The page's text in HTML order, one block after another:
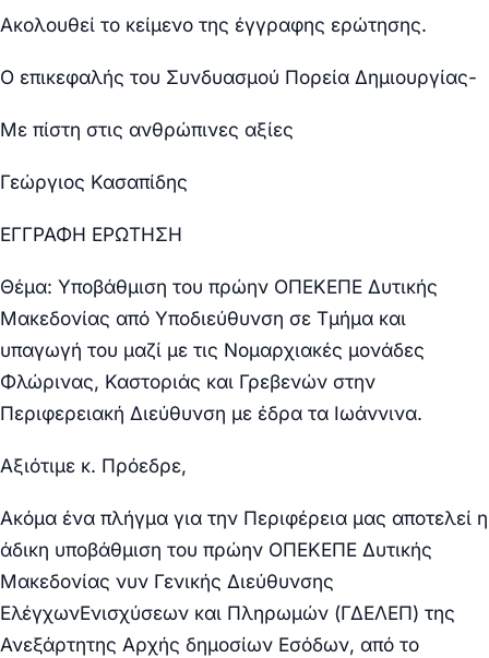
Ακολουθεί το κείμενο της έγγραφης ερώτησης.
Ο επικεφαλής του Συνδυασμού Πορεία Δημιουργίας-
Με πίστη στις ανθρώπινες αξίες
Γεώργιος Κασαπίδης
ΕΓΓΡΑΦΗ ΕΡΩΤΗΣΗ
Θέμα: Υποβάθμιση του πρώην ΟΠΕΚΕΠΕ Δυτικής
Μακεδονίας από Υποδιεύθυνση σε Τμήμα και
υπαγωγή του μαζί με τις Νομαρχιακές μονάδες
Φλώρινας, Καστοριάς και Γρεβενών στην
Περιφερειακή Διεύθυνση με έδρα τα Ιωάννινα.
Αξιότιμε κ. Πρόεδρε,
Ακόμα ένα πλήγμα για την Περιφέρεια μας αποτελεί η
άδικη υποβάθμιση του πρώην ΟΠΕΚΕΠΕ Δυτικής
Μακεδονίας νυν Γενικής Διεύθυνσης
ΕλέγχωνΕνισχύσεων και Πληρωμών (ΓΔΕΛΕΠ) της
Ανεξάρτητης Αρχής δημοσίων Εσόδων, από το